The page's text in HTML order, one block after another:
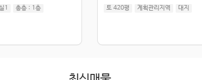
1 총층 : 1층
토 420평 계획관리지역 대지